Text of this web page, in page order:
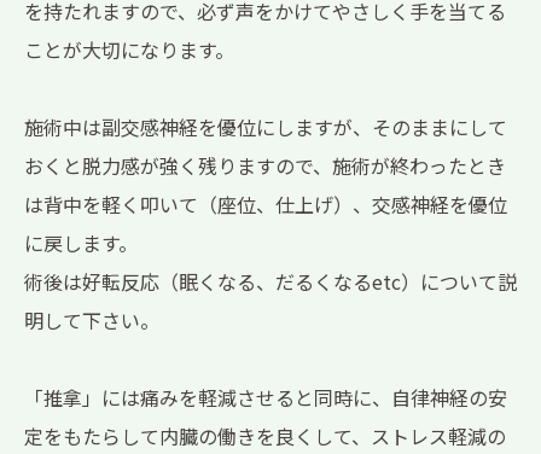
を持たれますので、必ず声をかけてやさしく手を当てる
ことが大切になります。
施術中は副交感神経を優位にしますが、そのままにして
おくと脱力感が強く残りますので、施術が終わったとき
は背中を軽く叩いて（座位、仕上げ）、交感神経を優位
に戻します。
術後は好転反応（眠くなる、だるくなるetc）について説
明して下さい。
「推拿」には痛みを軽減させると同時に、自律神経の安
定をもたらして内臓の働きを良くして、ストレス軽減の